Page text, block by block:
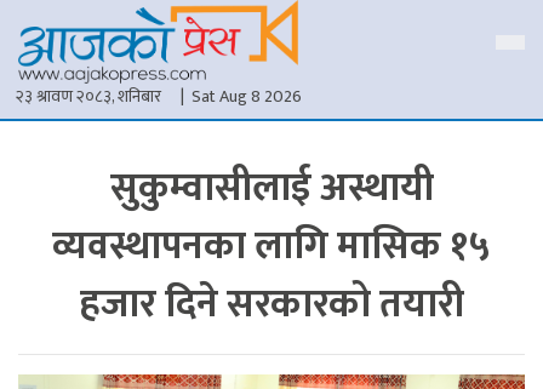
२३ श्रावण २०८३, शनिबार | Sat Aug 8 2026
सुकुम्वासीलाई अस्थायी
व्यवस्थापनका लागि मासिक १५
हजार दिने सरकारको तयारी